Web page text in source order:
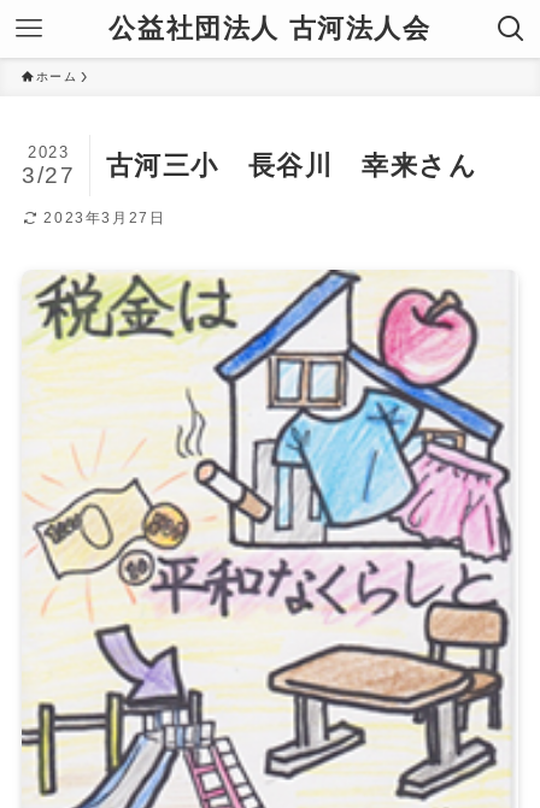
公益社団法人 古河法人会
ホーム
古河三小 長谷川 幸来さん
2023
3/27
2023年3月27日